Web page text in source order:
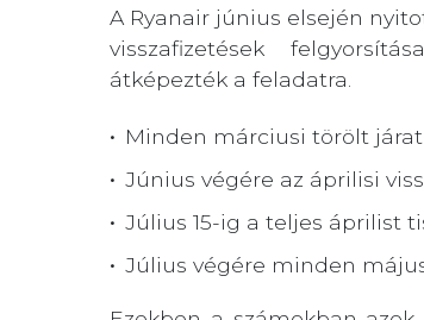
A Ryanair június elsején
visszafizetések
átképezték a feladatra.
Minden márciusi törölt
Június végére az áprilisi
Július 15-ig a teljes áprilist
Július végére minden